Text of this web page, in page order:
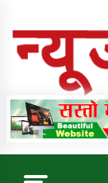
Online News